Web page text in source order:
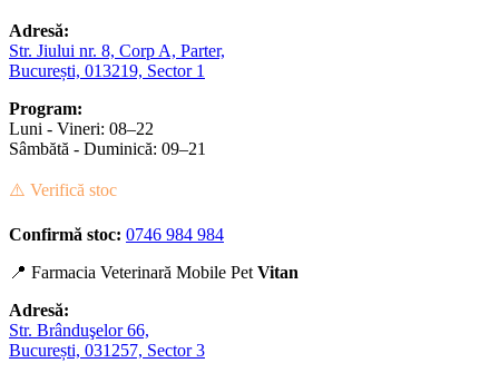
Adresă:
Str. Jiului nr. 8, Corp A, Parter,
București, 013219, Sector 1
Program:
Luni - Vineri: 08–22
Sâmbătă - Duminică: 09–21
⚠️ Verifică stoc
Confirmă stoc: 0746 984 984
📍 Farmacia Veterinară Mobile Pet Vitan
Adresă:
Str. Brânduşelor 66,
București, 031257, Sector 3